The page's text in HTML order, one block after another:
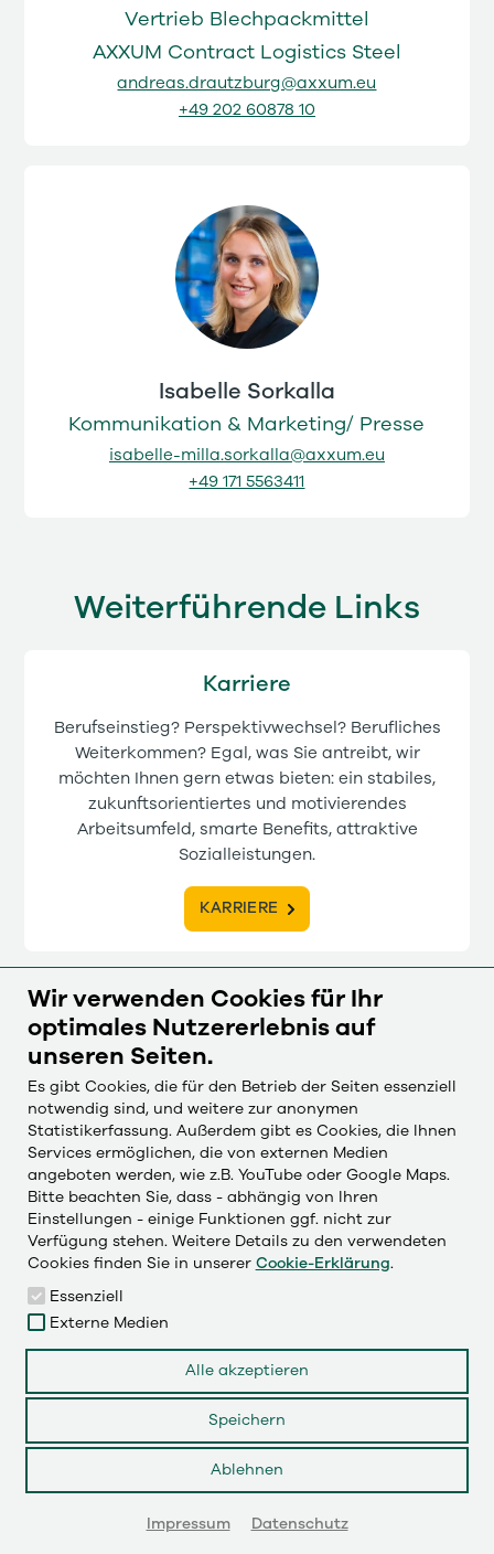
Vertrieb Blechpackmittel
AXXUM Contract Logistics Steel
andreas.drautzburg@axxum.eu
+49 202 60878 10
Isabelle Sorkalla
Kommunikation & Marketing/ Presse
isabelle-milla.sorkalla@axxum.eu
+49 171 5563411
Weiterführende Links
Karriere
Berufseinstieg? Perspektivwechsel? Berufliches
Weiterkommen? Egal, was Sie antreibt, wir
möchten Ihnen gern etwas bieten: ein stabiles,
zukunftsorientiertes und motivierendes
Arbeitsumfeld, smarte Benefits, attraktive
Sozialleistungen.
KARRIERE
Leistungen
Unsere Leistungen im Bereich Verpackungs- und
Logistiklösungen: Packaging, Contract Logistics
und Innovation.
LEISTUNGEN
Axxum GmbH
Uellendahler Str. 70
Deutschland
Wir verwenden Cookies für Ihr
optimales Nutzererlebnis auf
unseren Seiten.
Es gibt Cookies, die für den Betrieb der Seiten essenziell
notwendig sind, und weitere zur anonymen
Statistikerfassung. Außerdem gibt es Cookies, die Ihnen
Services ermöglichen, die von externen Medien
angeboten werden, wie z.B. YouTube oder Google Maps.
Bitte beachten Sie, dass - abhängig von Ihren
Einstellungen - einige Funktionen ggf. nicht zur
Verfügung stehen. Weitere Details zu den verwendeten
Cookies finden Sie in unserer Cookie-Erklärung.
Essenziell
Externe Medien
Alle akzeptieren
Speichern
Ablehnen
Impressum Datenschutz